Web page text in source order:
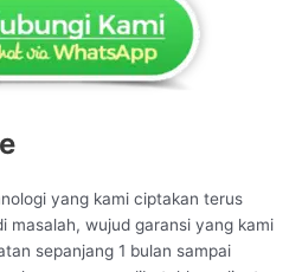
yang kami ciptakan terus
masalah, wujud garansi yang kami
sepanjang 1 bulan sampai